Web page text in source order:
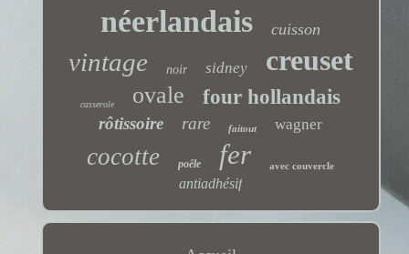
néerlandais cuisson
vintage noir sidney creuset
casserole ovale four hollandais
rôtissoire rare faitout wagner
cocotte poêle fer avec couvercle
antiadhésif